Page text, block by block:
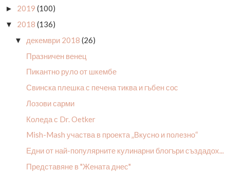
► 2019 (100)
▼ 2018 (136)
▼ декември 2018 (26)
Празничен венец
Пикантно руло от шкембе
Свинска плешка с печена тиква и гъбен сос
Лозови сарми
Коледа с Dr. Oetker
Mish-Mash участва в проекта „Вкусно и полезно“
Едни от най-популярните кулинарни блогъри създадох...
Представяне в "Жената днес"